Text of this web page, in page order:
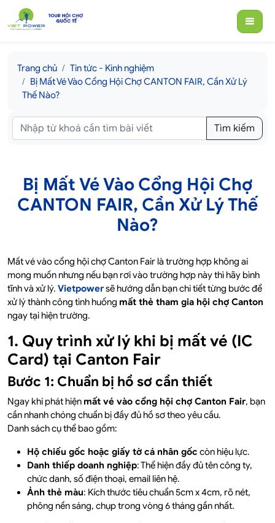
Trang chủ
Tin tức - Kinh nghiệm
Bị Mất Vé Vào Cổng Hội Chợ CANTON FAIR, Cần Xử Lý
Thế Nào?
Tìm kiếm
Bị Mất Vé Vào Cổng Hội Chợ
CANTON FAIR, Cần Xử Lý Thế
Nào?
Mất vé vào cổng hội chợ Canton Fair là trường hợp không ai
mong muốn nhưng nếu bạn rơi vào trường hợp này thì hãy bình
tĩnh và xử lý. Vietpowersẽ hướng dẫn bạn chi tiết từng bước để
xử lý thành công tình huống mất thẻ tham gia hội chợ Canton
ngay tại hiện trường.
1. Quy trình xử lý khi bị mất vé (IC
Card) tại Canton Fair
Bước 1: Chuẩn bị hồ sơ cần thiết
Ngay khi phát hiện mất vé vào cổng hội chợ Canton Fair, bạn
cần nhanh chóng chuẩn bị đầy đủ hồ sơ theo yêu cầu.
Danh sách cụ thể bao gồm:
Hộ chiếu gốc hoặc giấy tờ cá nhân gốc còn hiệu lực.
Danh thiếp doanh nghiệp: Thể hiện đầy đủ tên công ty,
chức danh, số điện thoại, email liên hệ.
Ảnh thẻ màu: Kích thước tiêu chuẩn 5cm x 4cm, rõ nét,
phông nền sáng, chụp trong vòng 6 tháng gần nhất.